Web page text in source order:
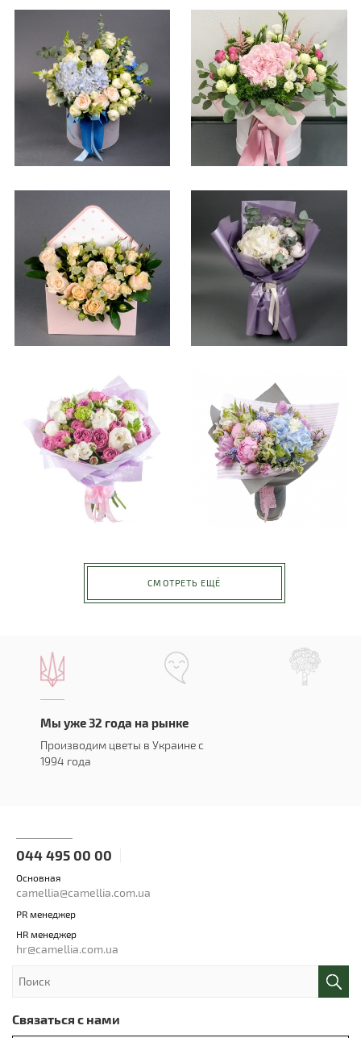
СМОТРЕТЬ ЕЩЁ
Мы уже 32 года на рынке
Производим цветы в Украине с
1994 года
044 495 00 00
Основная
camellia@camellia.com.ua
PR менеджер
HR менеджер
hr@camellia.com.ua
Связаться с нами